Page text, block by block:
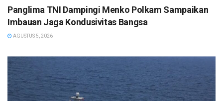
Panglima TNI Dampingi Menko Polkam Sampaikan
Imbauan Jaga Kondusivitas Bangsa
AGUSTUS 5, 2026